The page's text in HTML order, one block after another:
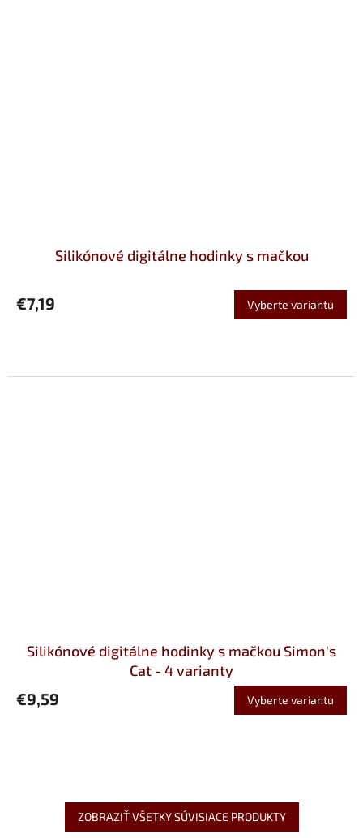
Silikónové digitálne hodinky s mačkou
€7,19 Vyberte variantu
Silikónové digitálne hodinky s mačkou Simon's
Cat - 4 varianty
€9,59 Vyberte variantu
ZOBRAZIŤ VŠETKY SÚVISIACE PRODUKTY